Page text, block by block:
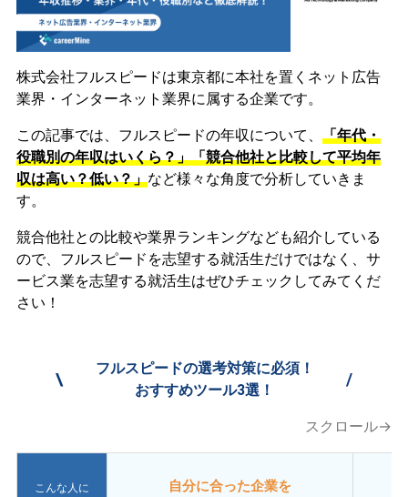
株式会社フルスピードは東京都に本社を置くネット広告
業界・インターネット業界に属する企業です。
この記事では、フルスピードの年収について、 「年代・
役職別の年収はいくら？」「競合他社と比較して平均年
収は高い？低い？」など様々な角度で分析していきま
す。
競合他社との比較や業界ランキングなども紹介している
ので、フルスピードを志望する就活生だけではなく、サ
ービス業を志望する就活生はぜひチェックしてみてくだ
さい！
\
フルスピードの選考対策に必須！
おすすめツール3選！
/
スクロール→
こんな人に
自分に合った企業を